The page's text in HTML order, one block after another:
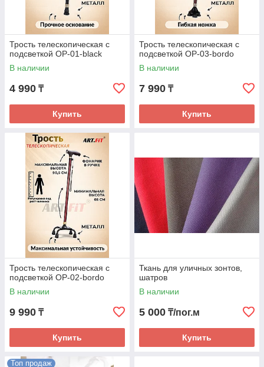
Трость телескопическая с
подсветкой OP-01-black
В наличии
4 990 ₸
Купить
Трость телескопическая с
подсветкой OP-03-bordo
В наличии
7 990 ₸
Купить
Трость телескопическая с
подсветкой OP-02-bordo
В наличии
9 990 ₸
Купить
Ткань для уличных зонтов,
шатров
В наличии
5 000 ₸/пог.м
Купить
Топ продаж